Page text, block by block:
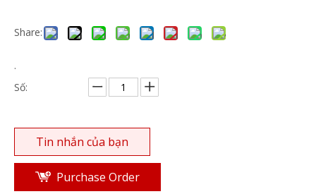
Share:
.
Số:
Tin nhắn của bạn
Purchase Order